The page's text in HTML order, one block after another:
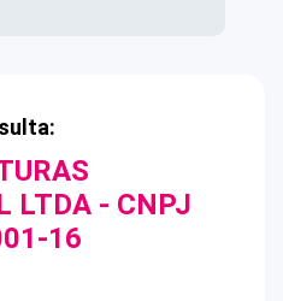
LTDA - CNPJ
16